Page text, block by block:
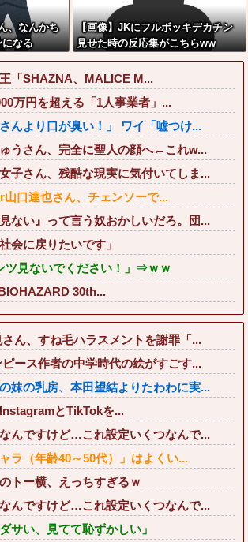
、なんかち
になる
【画像】JKにフルボッキデカチン
見せた時の反応集がこちらww
「SHAZNA、MALICE M...
万円を超える「1人事業者」...
んより口が臭い！」 ワイ「嘘つけ...
ゅうさん、完全に聖人の顔へ←これw...
子さん、残酷な現実に気付いてしま...
山口達也さん、チェンソーで...
ない』って言う奴おかしいだろ。団...
会に戻りたいです」
ツ見ないでください！」⇒ｗｗ
30th...
さん、すね毛ハラスメントを謝罪「...
ピース作者の中学時代の絵がすごす...
妹の乳房、本田望結よりたわわに実...
とTikTokを...
んですけど…これ設定いくつなんで...
ラ（年齢40～50代）」はよくい...
トー横、えっちすぎるｗ
んですけど…これ設定いくつなんで...
サい、見てて恥ずかしい」